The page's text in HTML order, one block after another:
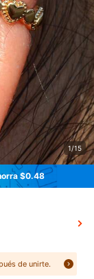
1/15
$0.48
de unirte.